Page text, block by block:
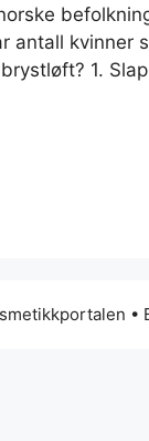
antall kvinner
1.
•